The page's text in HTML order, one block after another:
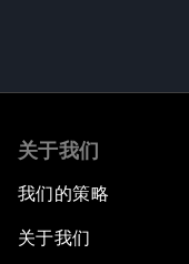
关于我们
我们的策略
关于我们